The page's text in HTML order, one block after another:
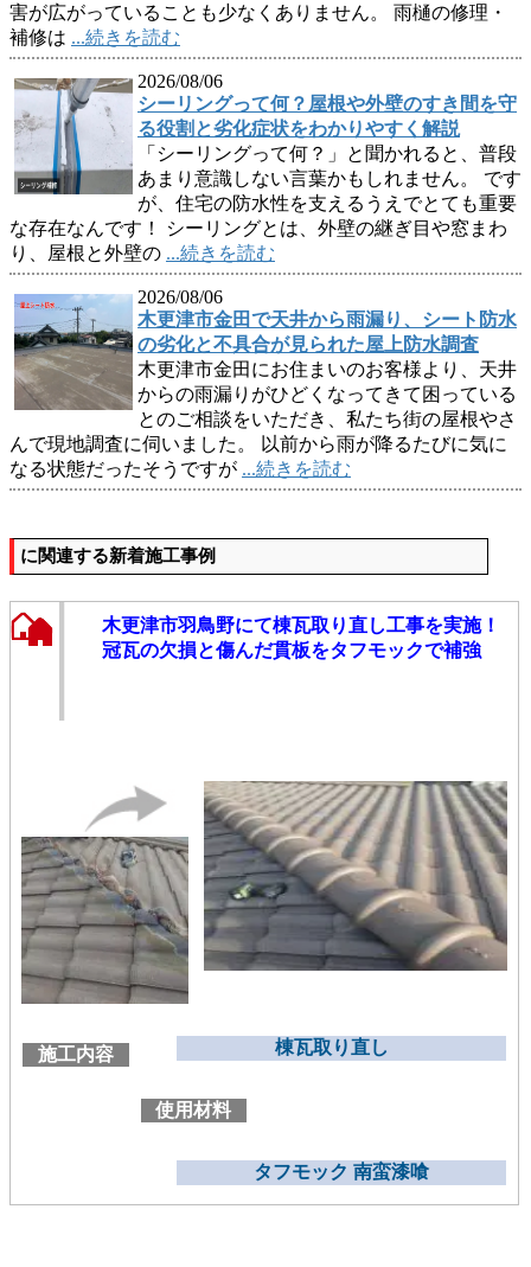
害が広がっていることも少なくありません。 雨樋の修理・
補修は ...続きを読む
2026/08/06
シーリングって何？屋根や外壁のすき間を守
る役割と劣化症状をわかりやすく解説
「シーリングって何？」と聞かれると、普段
あまり意識しない言葉かもしれません。 です
が、住宅の防水性を支えるうえでとても重要
な存在なんです！ シーリングとは、外壁の継ぎ目や窓まわ
り、屋根と外壁の ...続きを読む
2026/08/06
木更津市金田で天井から雨漏り、シート防水
の劣化と不具合が見られた屋上防水調査
木更津市金田にお住まいのお客様より、天井
からの雨漏りがひどくなってきて困っている
とのご相談をいただき、私たち街の屋根やさ
んで現地調査に伺いました。 以前から雨が降るたびに気に
なる状態だったそうですが ...続きを読む
に関連する新着施工事例
木更津市羽鳥野にて棟瓦取り直し工事を実施！
冠瓦の欠損と傷んだ貫板をタフモックで補強
施工内容 棟瓦取り直し
使用材料
タフモック 南蛮漆喰